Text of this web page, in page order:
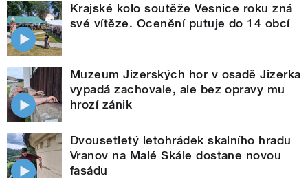
Krajské kolo soutěže Vesnice roku zná
své vítěze. Ocenění putuje do 14 obcí
Muzeum Jizerských hor v osadě Jizerka
vypadá zachovale, ale bez opravy mu
hrozí zánik
Dvousetletý letohrádek skalního hradu
Vranov na Malé Skále dostane novou
fasádu